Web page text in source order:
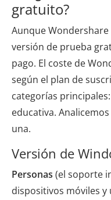
gratuito?
Aunque
versión de prueba
pago. El coste de
según el plan de
categorías
educativa.
una.
Versión de
Personas (el soporte
dispositivos móviles y